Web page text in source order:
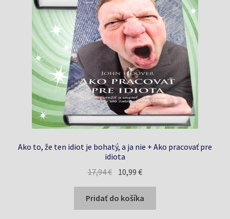
Ako to, že ten idiot je bohatý, a ja nie + Ako pracovať pre
idiota
17,94€ Pôvodná
cena
bola:
17,94 €.
10,99€Aktuálna
cena
je:
10,99 €.
Pridať do košíka